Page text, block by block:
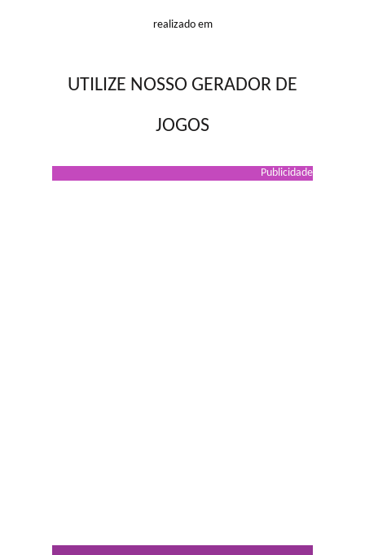
realizado em
UTILIZE NOSSO GERADOR DE
JOGOS
Publicidade